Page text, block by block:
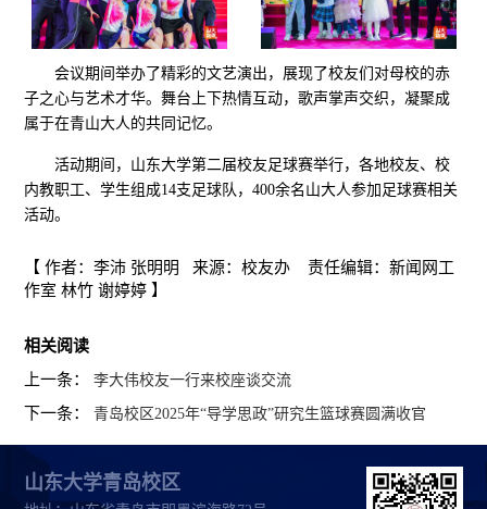
会议期间举办了精彩的文艺演出，展现了校友们对母校的赤
子之心与艺术才华。舞台上下热情互动，歌声掌声交织，凝聚成
属于在青山大人的共同记忆。
活动期间，山东大学第二届校友足球赛举行，各地校友、校
内教职工、学生组成14支足球队，400余名山大人参加足球赛相关
活动。
【 作者：李沛 张明明 来源：校友办 责任编辑：新闻网工
作室 林竹 谢婷婷 】
相关阅读
上一条：李大伟校友一行来校座谈交流
下一条：青岛校区2025年“导学思政”研究生篮球赛圆满收官
山东大学青岛校区